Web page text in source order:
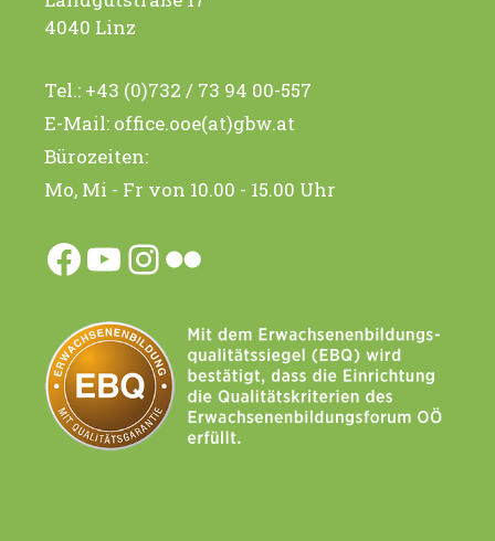
4040 Linz
Tel.: +43 (0)732 / 73 94 00-557
E-Mail: office.ooe(at)gbw.at
Bürozeiten:
Mo, Mi - Fr von 10.00 - 15.00 Uhr
Facebook
YouTube
Instagram
Flickr